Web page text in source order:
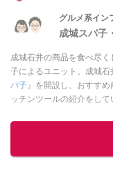
グルメ系イン
成城スパ子
成城石井の商品を食べ尽
子によるユニット。成城
パ子』を開設し、おすす
ッチンツールの紹介をし
ィープな魅力を発信してい